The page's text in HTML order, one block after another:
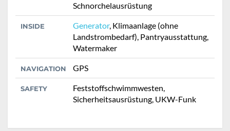
Schnorchelausrüstung
INSIDE Generator, Klimaanlage (ohne
Landstrombedarf), Pantryausstattung,
Watermaker
NAVIGATION GPS
SAFETY
Feststoffschwimmwesten,
Sicherheitsausrüstung, UKW-Funk